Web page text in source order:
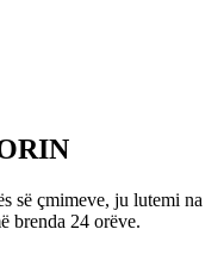
së çmimeve, ju lutemi na
brenda 24 orëve.